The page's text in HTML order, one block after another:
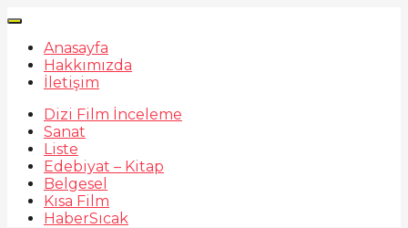
Anasayfa
Hakkımızda
İletişim
Dizi Film İnceleme
Sanat
Liste
Edebiyat – Kitap
Belgesel
Kısa Film
HaberSıcak